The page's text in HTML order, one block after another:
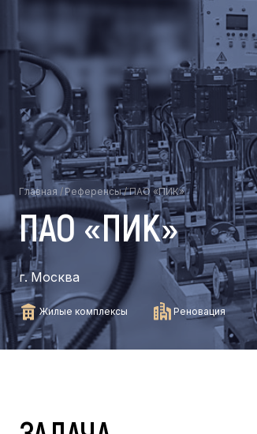
Главная / Референсы/ПАО «ПИК»
ПАО «ПИК»
г. Москва
Жилые комплексы Реновация